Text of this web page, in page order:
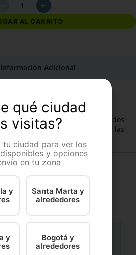
＋
AL CARRITO
Información Adicional
para gatos adultos esterilizados
prevención global adaptado a las
qué ciudad
visitas?
tu ciudad para ver los
y opciones
en tu zona
y
Santa Marta y
alrededores
y
Bogotá y
alrededores